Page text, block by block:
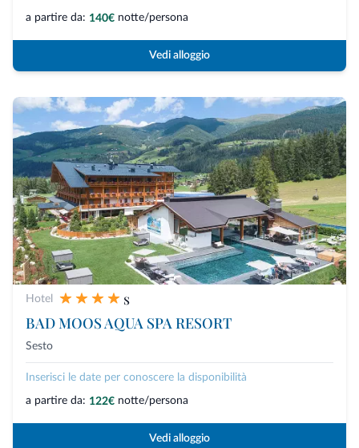
a partire da: 140€ notte/persona
Vedi alloggio
Hotel
s
BAD MOOS AQUA SPA RESORT
Sesto
Inserisci le date per conoscere la disponibilità
a partire da: 122€ notte/persona
Vedi alloggio